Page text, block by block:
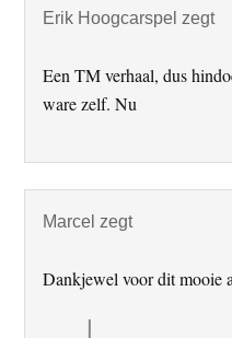
Erik Hoogcarspel zegt
Een TM verhaal, dus
ware zelf. Nu
Marcel zegt
Dankjewel voor dit mooie